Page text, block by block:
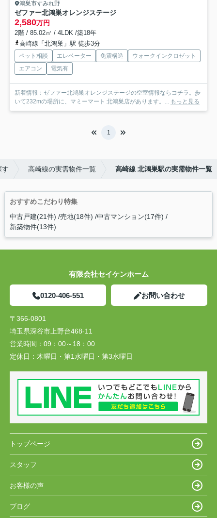
鴻巣市すみれ野
ゼファー北鴻巣オレンジステージ
2,580万円
2階 / 85.02㎡ / 4LDK /築18年
高崎線「北鴻巣」駅 徒歩3分
ペット相談 エレベーター 免震構造
ウォークインクロゼット
エアコン
電気有
新着情報：ゼファー北鴻巣オレンジステージの空室情報ならコチラ。歩
いて232mの場所に、マミーマート 北鴻巣店があります。... もっと見る
1
す 高崎線の実需物件一覧 高崎線 北鴻巣駅の実需物件一覧
おすすめこだわり特集
中古戸建(21件) 売地(18件) 中古マンション(17件)
新築物件(13件)
有限会社セイケンホーム
0120-406-551 お問い合わせ
〒366-0801
埼玉県深谷市上野台468-11
営業時間： 09：00～18：00
定休日： 木曜日・第1水曜日・第3水曜日
トップページ
スタッフ
お客様の声
ブログ